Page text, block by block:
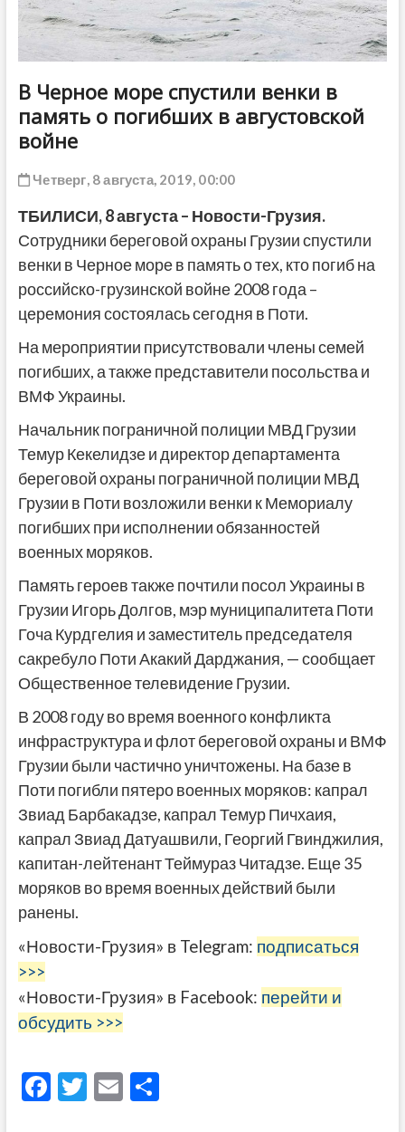
В Черное море спустили венки в
память о погибших в августовской
войне
Четверг, 8 августа, 2019, 00:00
ТБИЛИСИ,8августа – Новости-Грузия.
Сотрудники береговой охраны Грузии спустили
венки в Черное море в память о тех, кто погиб на
российско-грузинской войне 2008 года –
церемония состоялась сегодня в Поти.
На мероприятии присутствовали члены семей
погибших, а также представители посольства и
ВМФ Украины.
Начальник пограничной полиции МВД Грузии
Темур Кекелидзе и директор департамента
береговой охраны пограничной полиции МВД
Грузии в Поти возложили венки к Мемориалу
погибших при исполнении обязанностей
военных моряков.
Память героев также почтили посол Украины в
Грузии Игорь Долгов, мэр муниципалитета Поти
Гоча Курдгелия и заместитель председателя
сакребуло Поти Акакий Дарджания, — сообщает
Общественное телевидение Грузии.
В 2008 году во время военного конфликта
инфраструктура и флот береговой охраны и ВМФ
Грузии были частично уничтожены. На базе в
Поти погибли пятеро военных моряков: капрал
Звиад Барбакадзе, капрал Темур Пичхаия,
капрал Звиад Датуашвили, Георгий Гвинджилия,
капитан-лейтенант Теймураз Читадзе. Еще 35
моряков во время военных действий были
ранены.
«Новости-Грузия» в Telegram: подписаться
>>>
«Новости-Грузия» в Facebook: перейти и
обсудить >>>
F T E О